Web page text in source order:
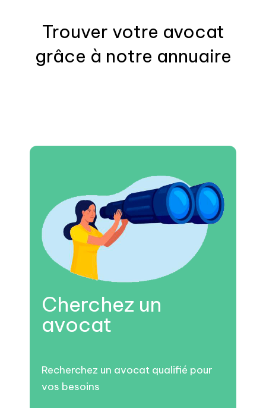
Trouver votre avocat
grâce à notre annuaire
Cherchez un
avocat
Recherchez un avocat qualifié pour
vos besoins